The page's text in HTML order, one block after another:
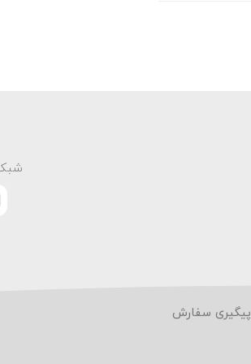
پیگیری سفارش